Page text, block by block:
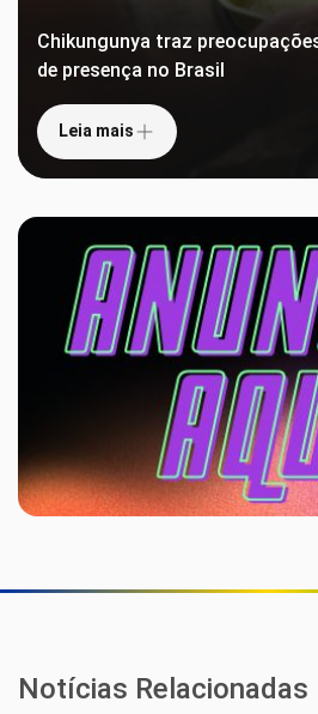
Chikungunya traz
de presença no Brasil
Leia mais
Notícias Relacionadas